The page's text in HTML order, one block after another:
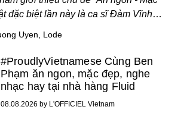
đặc biệt lần này là ca sĩ Đàm Vĩnh
mang dấu ấn Indochine hoài niệm, thu
ghé thăm.
Uyen, Lode
#ProudlyVietnamese Cùng Ben
Phạm ăn ngon, mặc đẹp, nghe
nhạc hay tại nhà hàng Fluid
08.08.2026 by L'OFFICIEL Vietnam